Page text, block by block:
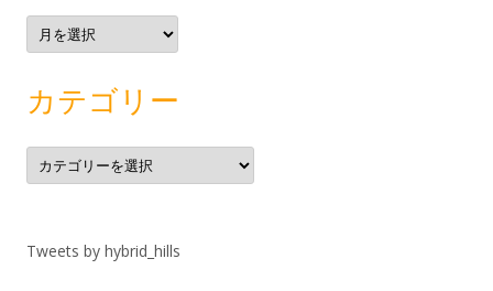
ア
ー
カ
カテゴリー
カ
テ
ゴ
Tweets by hybrid_hills